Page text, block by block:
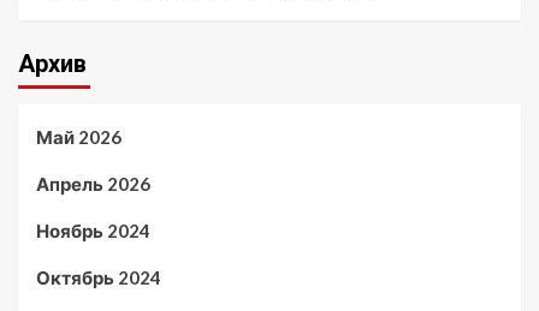
Архив
Май 2026
Апрель 2026
Ноябрь 2024
Октябрь 2024